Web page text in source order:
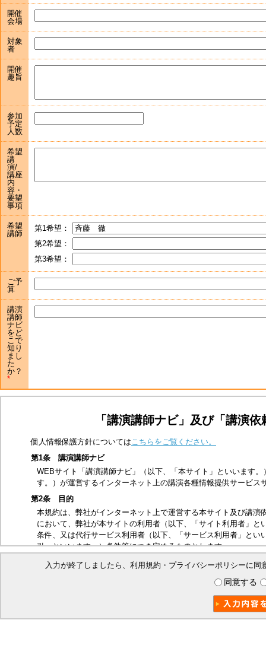
開催
会場
対象
者
開催
趣旨
参加
予定
人数
希望
講
演/
講座
内
容・
要望
事項
希望
講師
第1希望：
第2希望：
第3希望：
ご予
算
講演
講師
ナビ
をど
こで
知り
まし
た
か？
「講演講師ナビ」及び「講演
個人情報保護方針についてはこちらをご覧ください。
第1条 講演講師ナビ
WEBサイト「講演講師ナビ」（以下、「本サイト」といいます
す。）が運営するインターネット上の講演各種情報提供サービス
第2条 目的
本規約は、弊社がインターネット上で運営する本サイト及び講
において、弊社が本サイトの利用者（以下、「サイト利用者」
条件、又は代行サービス利用者（以下、「サービス利用者」と
引」といいます。）条件等につき定めるものとします。
第3条 適用範囲
本規約は、サイト利用者及び本取引に関する弊社とサービス利
ビス利用者は、本規約の内容を承諾したものとみなします。
本サイトは、以下の行為を禁止いたします。
入力が終了しましたら、利用規約・プライバシーポリシーに
同意する